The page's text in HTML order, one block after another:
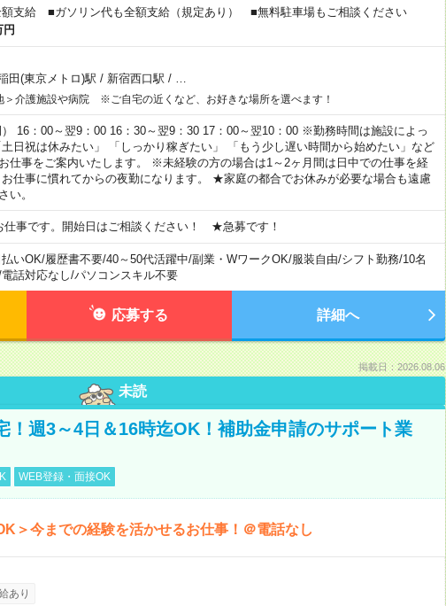
額支給 ■ガソリン代も全額支給（規定あり） ■無料駐車場もご相談ください
円
田(東京メトロ)駅 / 新宿西口駅 /
＞介護施設や病院 ※ご自宅の近くなど、お好きな場所を選べます！
16：00～翌9：00 16：30～翌9：30 17：00～翌10：00 ※勤務時間は施設によっ
日祝は休みたい」 「しっかり稼ぎたい」 「もう少し遅い時間から始めたい」など
仕事をご案内いたします。 ※未経験の方の場合は1～2ヶ月間は日中での仕事を経
仕事に慣れてからの夜勤になります。 ★家庭の都合でお休みが必要な場合も遠慮
い。
仕事です。開始日はご相談ください！ ★急募です！
いOK/履歴書不要/40～50代活躍中/副業・WワークOK/服装自由/シフト勤務/10名
電話対応なし/パソコンスキル不要
応募する 詳細へ
掲載日：2026.08.06
未読
！週3～4日＆16時迄OK！補助金申請のサポート業
WEB登録・面接OK
＞今までの経験を活かせるお仕事！＠電話なし
あり